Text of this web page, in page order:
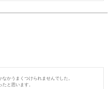
かうまくつけられませんでした。
と思います。